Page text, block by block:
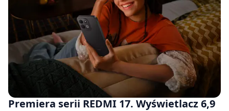
Premiera serii REDMI 17. Wyświetlacz 6,9